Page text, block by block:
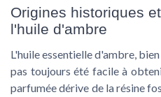
Origines historiques
l'huile d'ambre
L'huile essentielle d'ambre,
pas toujours été facile à
parfumée dérive de la résine